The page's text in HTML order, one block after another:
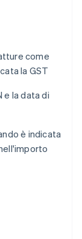
come
la GST
e la data di
è indicata